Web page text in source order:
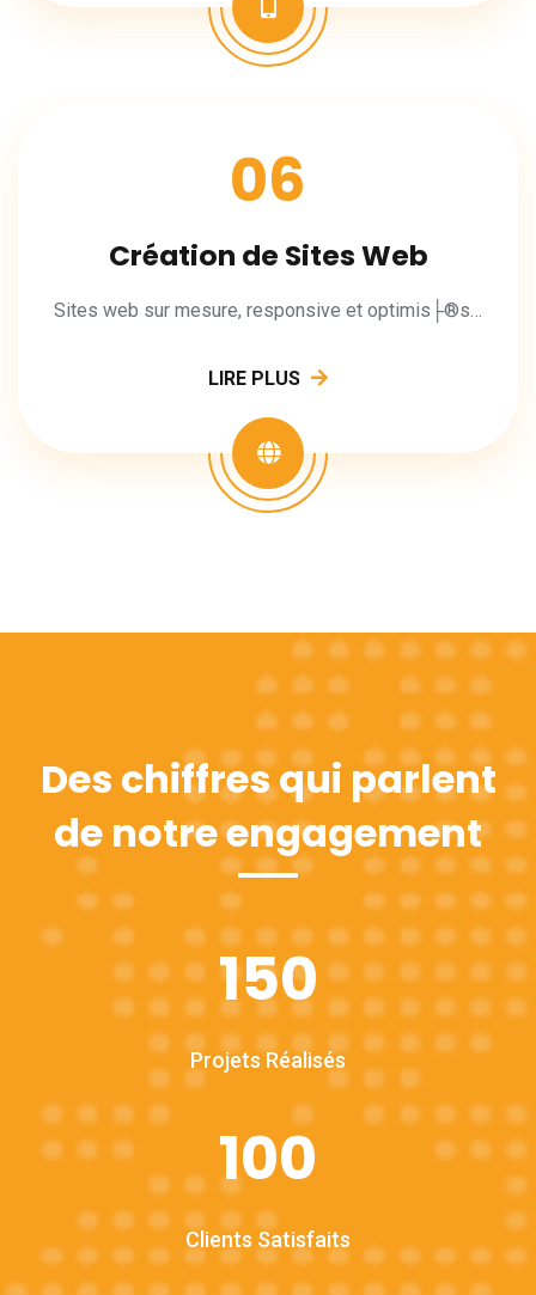
06
Création de Sites Web
Sites web sur mesure, responsive et optimis├®s SEO pour votre entreprise.
LIRE PLUS
Des chiffres qui parlent
de notre engagement
150
Projets Réalisés
100
Clients Satisfaits